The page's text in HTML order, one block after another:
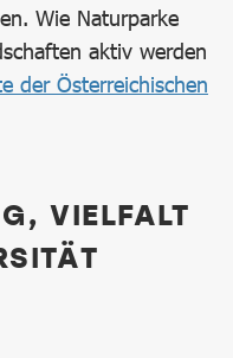
Wie Naturparke
aktiv werden
der Österreichischen
VIELFALT